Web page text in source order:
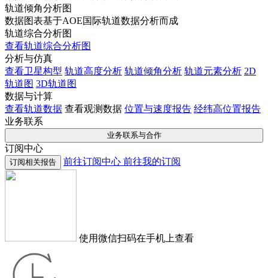
轨道倾角分析图
数据图表基于AOE国际轨道数据分析而成
轨道综合分析图
查看轨道综合分析图
分析与仿真
查看卫星构型 轨道高度分析 轨道倾角分析 轨道元素分析 2D
轨道图 3D轨道图
数据与计算
查看轨道数据 查看观测数据 位置与速度报告 经纬高位置报告
业务联系
业务联系与合作
订阅中心
订阅相关报告 前往订阅中心 前往我的订阅
使用微信扫码在手机上查看